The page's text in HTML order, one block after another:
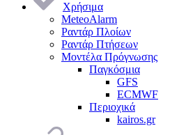
Χρήσιμα
MeteoAlarm
Ραντάρ Πλοίων
Ραντάρ Πτήσεων
Μοντέλα Πρόγνωσης
Παγκόσμια
GFS
ECMWF
Περιοχικά
kairos.gr